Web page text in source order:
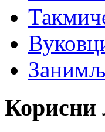
Корисни